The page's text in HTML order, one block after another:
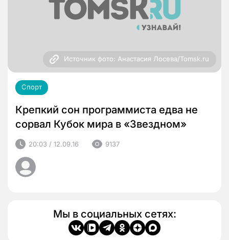
Источник фото: Анастасия Лосева/Tomsk.ru
Спорт
Крепкий сон программиста едва не
сорвал Кубок мира в «Звездном»
20:03 / 12.09.16 9137
Мы в социальных сетях: